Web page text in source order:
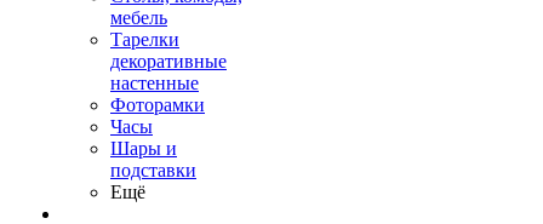
мебель
Тарелки
декоративные
настенные
Фоторамки
Часы
Шары и
подставки
Ещё